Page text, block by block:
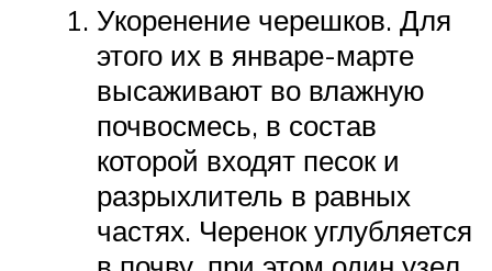
Укоренение черешков. Для
этого их в январе-марте
высаживают во влажную
почвосмесь, в состав
которой входят песок и
разрыхлитель в равных
частях. Черенок углубляется